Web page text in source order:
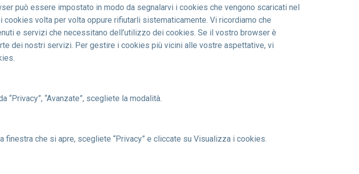
può essere impostato in modo da segnalarvi i cookies che vengono scaricati nel
volta per volta oppure rifiutarli sistematicamente. Vi ricordiamo che
e servizi che necessitano dell’utilizzo dei cookies. Se il vostro browser è
dei nostri servizi. Per gestire i cookies più vicini alle vostre aspettative, vi
“Privacy”, “Avanzate”, scegliete la modalità.
che si apre, scegliete “Privacy” e cliccate su Visualizza i cookies.